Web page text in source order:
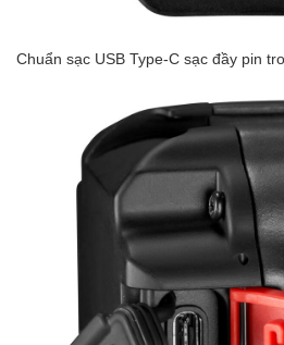
Chuẩn sạc USB Type-C sạc đầy pin